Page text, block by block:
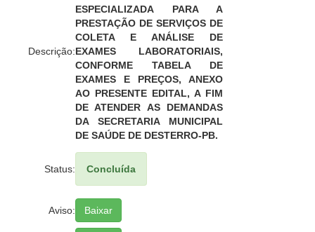
Descrição:
ESPECIALIZADA PARA A
PRESTAÇÃO DE SERVIÇOS DE
COLETA E ANÁLISE DE
EXAMES LABORATORIAIS,
CONFORME TABELA DE
EXAMES E PREÇOS, ANEXO
AO PRESENTE EDITAL, A FIM
DE ATENDER AS DEMANDAS
DA SECRETARIA MUNICIPAL
DE SAÚDE DE DESTERRO-PB.
Status: Concluída
Aviso: Baixar